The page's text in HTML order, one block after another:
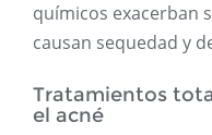
químicos exacerban
causan sequedad y
Tratamientos
el acné